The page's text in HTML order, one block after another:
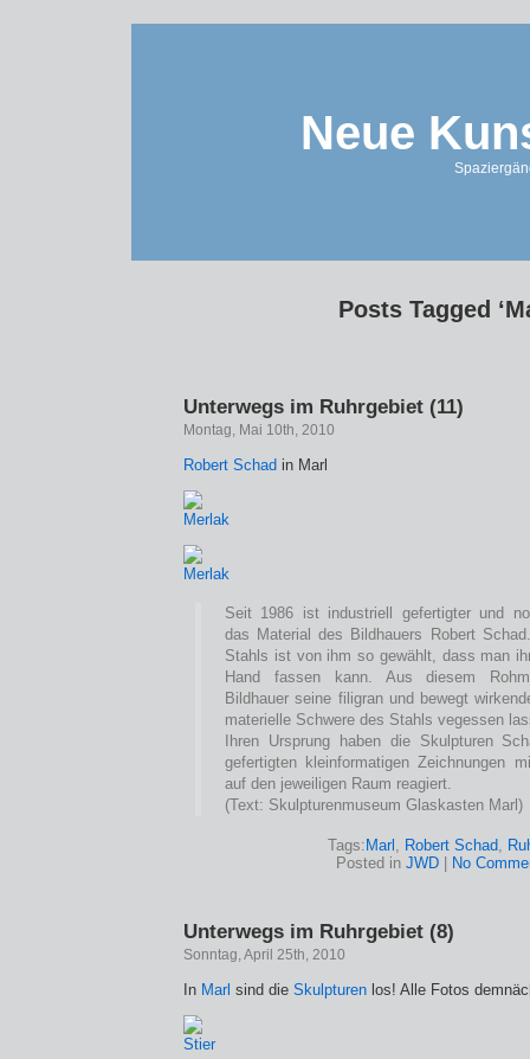
Neue
Posts Tagged
Unterwegs im Ruhrgebiet (11)
Montag, Mai 10th, 2010
Robert Schad in Marl
Seit 1986 ist industriell gefertigter und
das Material des Bildhauers Robert
Stahls ist von ihm so gewählt, dass man
Hand fassen kann. Aus diesem
Bildhauer seine filigran und bewegt
materielle Schwere des Stahls vegessen
Ihren Ursprung haben die Skulpturen
gefertigten kleinformatigen Zeichnungen
auf den jeweiligen Raum reagiert.
(Text: Skulpturenmuseum Glaskasten Marl)
Tags: Marl , Robert Schad,
Posted in JWD No
Unterwegs im Ruhrgebiet (8)
Sonntag, April 25th, 2010
In Marl sind die Skulpturen los! Alle Fotos